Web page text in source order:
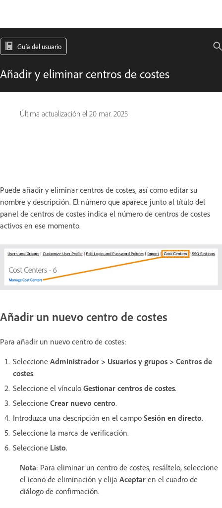
Guía del usuario
Añadir y eliminar centros de costes
Última actualización el 20 mar. 2025
Puede añadir y eliminar centros de costes, así como editar su
nombre y descripción. El número que aparece junto al título del
panel de centros de costes indica el número de centros de costes
activos en ese momento.
Añadir un nuevo centro de costes
Para añadir un nuevo centro de costes:
Seleccione Administrador > Usuarios y grupos > Centros de
costes.
Seleccione el vínculo Gestionar centros de costes.
Seleccione Crear nuevo centro.
Introduzca una descripción en el campo Sesión en directo.
Seleccione la marca de verificación.
Seleccione Listo.
Nota: Para eliminar un centro de costes, resáltelo, seleccione
el icono de eliminación y elija Aceptar en el cuadro de
diálogo de confirmación.